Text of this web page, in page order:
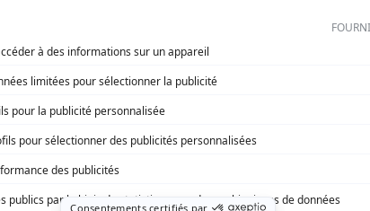
carbure à son petit écran. Celui qu’on surnomme parfois «l’encyclopédie de
Sa spécialité: la télé québécoise. On peut l’entendre régulièrement